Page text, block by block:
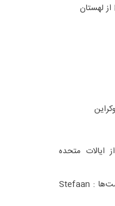
Felipe Galindo Feggo از ایالات متحده
دیپلم افتخار انجمن کارتونیست‌ها : Stefaan